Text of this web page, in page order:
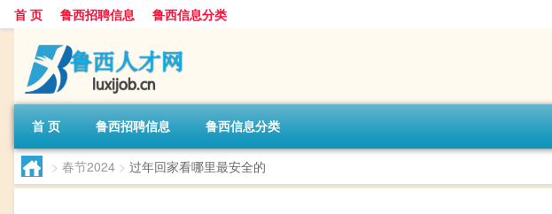
首 页 鲁西招聘信息 鲁西信息分类
首 页 鲁西招聘信息 鲁西信息分类
> 春节2024 > 过年回家看哪里最安全的